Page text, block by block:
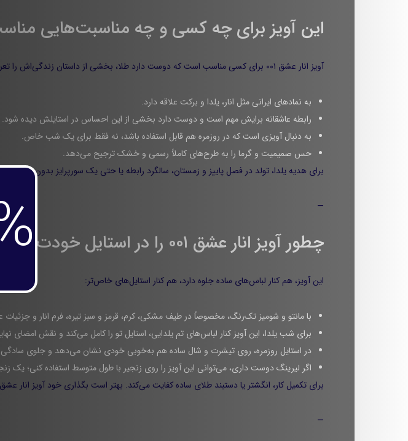
این آویز برای چه کسی و چه مناسبت‌هایی
آویز انار عشق ۰۰۱ برای کسی مناسب است که دوست دارد طلا، بخشی از داستان زندگی‌اش را تعریف کند. اگر خودت یا کسی که در ذهن داری چند ویژگی زیر را دارد، این مدل انتخاب درستی است:
به نمادهای ایرانی مثل انار، یلدا و برکت علاقه دارد.
رابطه‌ عاشقانه برایش مهم است و دوست دارد بخشی از این احساس در استایلش دیده شود.
به دنبال آویزی است که در روزمره هم قابل استفاده باشد، نه فقط برای یک شب خاص.
حس صمیمیت و گرما را به طرح‌های کاملاً رسمی و خشک ترجیح می‌دهد.
برای هدیه یلدا، تولد در فصل پاییز و زمستان، سالگرد رابطه یا حتی یک سورپرایز بدون
—
چطور آویز انار عشق ۰۰۱ را در استایل خودت ست کنی؟
این آویز، هم کنار لباس‌های ساده جلوه دارد، هم کنار استایل‌های خاص‌تر:
با مانتو و شومیز تک‌رنگ، مخصوصاً در طیف مشکی، کرم، قرمز و سبز تیره، فرم انار و
برای شب یلدا، این آویز کنار لباس‌های تم یلدایی، استایل تو را کامل می‌کند و نقش امضای
در استایل روزمره، روی تیشرت و شال ساده هم به‌خوبی خودی نشان می‌دهد و جلوی
اگر لیرینگ دوست داری، می‌توانی این آویز را روی زنجیر با طول متوسط استفاده کنی؛
برای تکمیل کار، انگشتر یا دستبند طلای ساده کفایت می‌کند. بهتر است بگذاری خود آویز انار عشق،
—